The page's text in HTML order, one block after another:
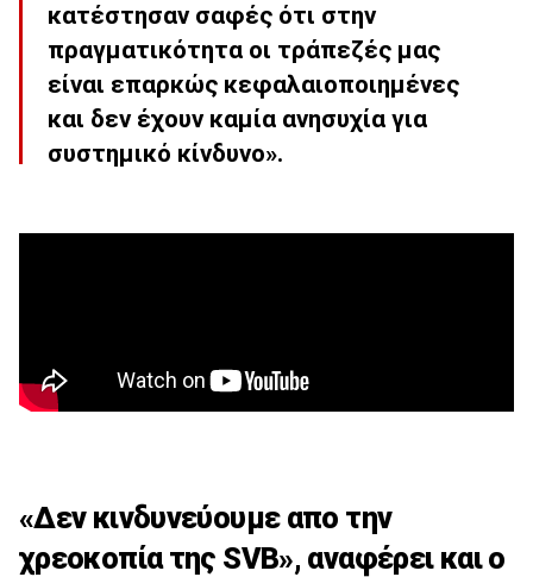
κατέστησαν σαφές ότι στην
πραγματικότητα οι τράπεζές μας
είναι επαρκώς κεφαλαιοποιημένες
και δεν έχουν καμία ανησυχία για
συστημικό κίνδυνο».
«Δεν κινδυνεύουμε απο την
χρεοκοπία της SVB», αναφέρει και ο